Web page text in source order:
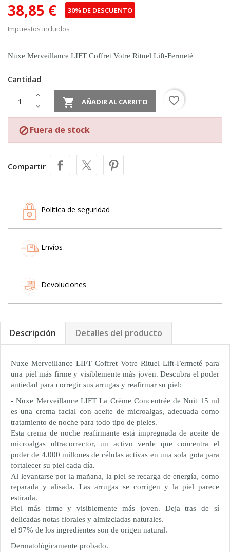
38,85 €
30% DE DESCUENTO
Impuestos incluidos
Nuxe Merveillance LIFT Coffret Votre Rituel Lift-Fermeté
Cantidad
 AÑADIR AL CARRITO favorite_border
 Fuera de stock
Compartir
Política de seguridad
Envíos
Devoluciones
Descripción Detalles del producto
Nuxe Merveillance LIFT Coffret Votre Rituel Lift-Fermeté para
una piel más firme y visiblemente más joven. Descubra el poder
antiedad para corregir sus arrugas y reafirmar su piel:
- Nuxe Merveillance LIFT La Crème Concentrée de Nuit 15 ml
es una crema facial con aceite de microalgas, adecuada como
tratamiento de noche para todo tipo de pieles.
Esta crema de noche reafirmante está impregnada de aceite de
microalgas ultracorrector, un activo verde que concentra el
poder de 4.000 millones de células activas en una sola gota para
fortalecer su piel cada día.
Al levantarse por la mañana, la piel se recarga de energía, como
reparada y alisada. Las arrugas se corrigen y la piel parece
estirada.
Piel más firme y visiblemente más joven. Deja tras de sí
delicadas notas florales y almizcladas naturales.
el 97% de los ingredientes son de origen natural.
Dermatológicamente probado.